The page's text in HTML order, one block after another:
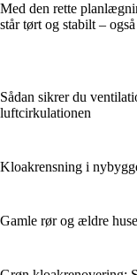
Med den rette
står tørt og stabilt –
Sådan sikrer du
luftcirkulationen
Kloakrensning i
Gamle rør og ældre